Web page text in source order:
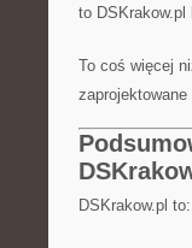
to DSKrakow.pl
To coś więcej
DSKrakow.pl to: